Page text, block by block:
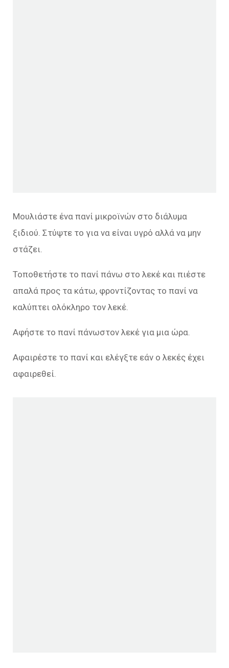
Μουλιάστε ένα πανί μικροϊνών στο διάλυμα
ξιδιού. Στύψτε το για να είναι υγρό αλλά να μην
στάζει.
Τοποθετήστε το πανί πάνω στο λεκέ και πιέστε
απαλά προς τα κάτω, φροντίζοντας το πανί να
καλύπτει ολόκληρο τον λεκέ.
Αφήστε το πανί πάνωστον λεκέ για μια ώρα.
Αφαιρέστε το πανί και ελέγξτε εάν ο λεκές έχει
αφαιρεθεί.